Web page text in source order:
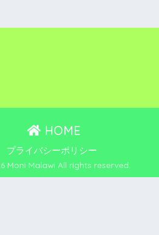
HOME
プライバシーポリシー
Moni Malawi All rights reserved.